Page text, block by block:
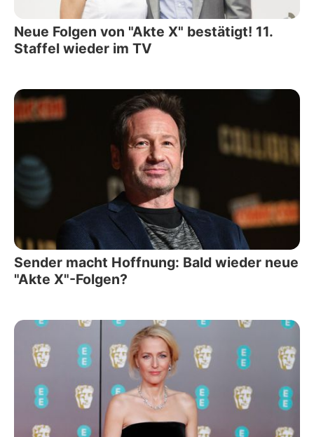
Neue Folgen von "Akte X" bestätigt! 11.
Staffel wieder im TV
Sender macht Hoffnung: Bald wieder neue
"Akte X"-Folgen?